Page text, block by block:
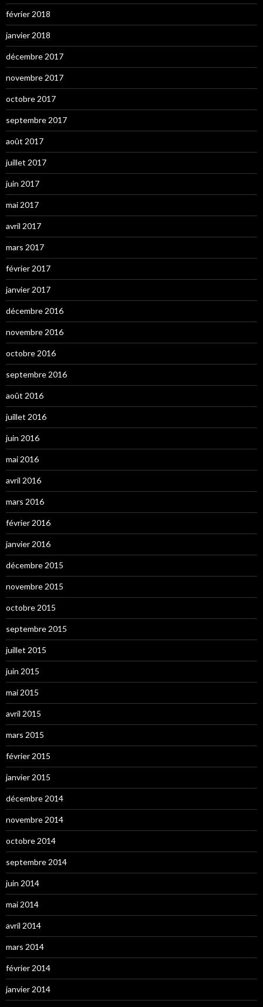
février 2018
janvier 2018
décembre 2017
novembre 2017
octobre 2017
septembre 2017
août 2017
juillet 2017
juin 2017
mai 2017
avril 2017
mars 2017
février 2017
janvier 2017
décembre 2016
novembre 2016
octobre 2016
septembre 2016
août 2016
juillet 2016
juin 2016
mai 2016
avril 2016
mars 2016
février 2016
janvier 2016
décembre 2015
novembre 2015
octobre 2015
septembre 2015
juillet 2015
juin 2015
mai 2015
avril 2015
mars 2015
février 2015
janvier 2015
décembre 2014
novembre 2014
octobre 2014
septembre 2014
juin 2014
mai 2014
avril 2014
mars 2014
février 2014
janvier 2014